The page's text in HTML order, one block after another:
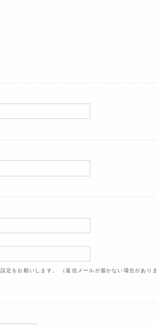
をお願いします。 （返信メールが届かない場合がありま